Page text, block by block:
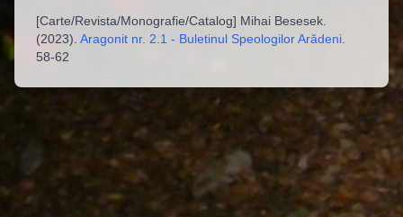
[Carte/Revista/Monografie/Catalog] Mihai Besesek
(2023). Aragonit nr. 2.1 - Buletinul Speologilor Arădeni
58-62